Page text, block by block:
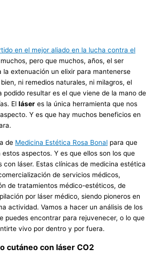
en el mejor aliado en la lucha contra el
pero que muchos, años, el ser
la extenuación un elixir para mantenerse
ni remedios naturales, ni milagros, el
podido resultar es el que viene de la mano de
El láser es la única herramienta que nos
Y es que hay muchos beneficios en
de Medicina Estética Rosa Bonal para que
estos aspectos. Y es que ellos son los que
con láser. Estas clínicas de medicina estética
de servicios médicos,
de tratamientos médico-estéticos, de
por láser médico, siendo pioneros en
actividad. Vamos a hacer un análisis de los
puedes encontrar para rejuvenecer, o lo que
vivo por dentro y por fuera.
cutáneo con láser CO2